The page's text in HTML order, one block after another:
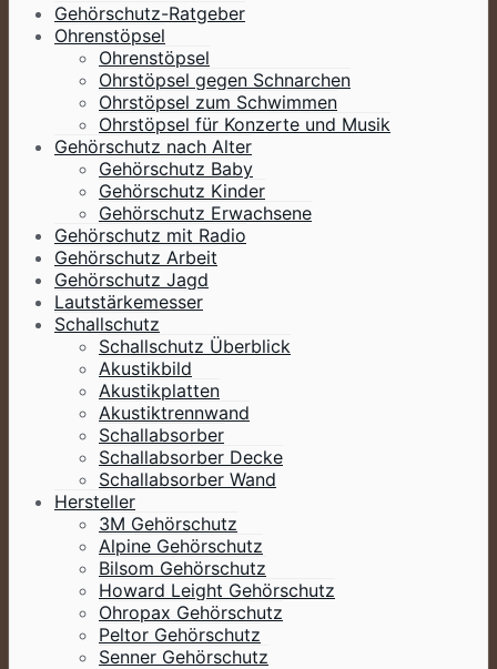
Gehörschutz-Ratgeber
Ohrenstöpsel
Ohrenstöpsel
Ohrstöpsel gegen Schnarchen
Ohrstöpsel zum Schwimmen
Ohrstöpsel für Konzerte und Musik
Gehörschutz nach Alter
Gehörschutz Baby
Gehörschutz Kinder
Gehörschutz Erwachsene
Gehörschutz mit Radio
Gehörschutz Arbeit
Gehörschutz Jagd
Lautstärkemesser
Schallschutz
Schallschutz Überblick
Akustikbild
Akustikplatten
Akustiktrennwand
Schallabsorber
Schallabsorber Decke
Schallabsorber Wand
Hersteller
3M Gehörschutz
Alpine Gehörschutz
Bilsom Gehörschutz
Howard Leight Gehörschutz
Ohropax Gehörschutz
Peltor Gehörschutz
Senner Gehörschutz